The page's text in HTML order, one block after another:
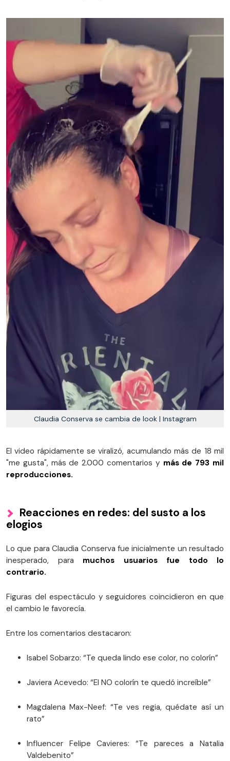
Claudia Conserva se cambia de look | Instagram
El video rápidamente se viralizó, acumulando más de 18 mil
"me gusta", más de 2.000 comentarios y más de 793 mil
reproducciones.
Reacciones en redes: del susto a los
elogios
Lo que para Claudia Conserva fue inicialmente un resultado
inesperado, para muchos usuarios fue todo lo
contrario.
Figuras del espectáculo y seguidores coincidieron en que
el cambio le favorecía.
Entre los comentarios destacaron:
Isabel Sobarzo: “Te queda lindo ese color, no colorín”
Javiera Acevedo: “El NO colorín te quedó increíble”
Magdalena Max-Neef: “Te ves regia, quédate así un
rato”
Influencer Felipe Cavieres: “Te pareces a Natalia
Valdebenito”